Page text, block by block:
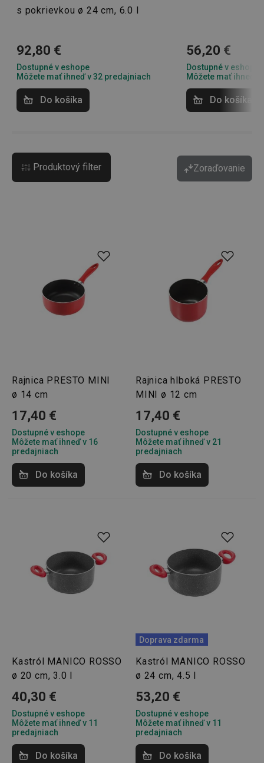
s pokrievkou ø 24 cm, 6.0 l
92,80 €
Dostupné v eshope
Môžete mať ihneď v 32 predajniach
Do košíka
56,20 €
Dostupné v eshope
Môžete mať ihneď
Do košíka
Produktový filter Zoraďovanie
Rajnica PRESTO MINI
ø 14 cm
17,40 €
Dostupné v eshope
Môžete mať ihneď v 16
predajniach
Do košíka
Rajnica hlboká PRESTO
MINI ø 12 cm
17,40 €
Dostupné v eshope
Môžete mať ihneď v 21
predajniach
Do košíka
Kastról MANICO ROSSO
ø 20 cm, 3.0 l
40,30 €
Dostupné v eshope
Môžete mať ihneď v 11
predajniach
Do košíka
Doprava zdarma
Kastról MANICO ROSSO
ø 24 cm, 4.5 l
53,20 €
Dostupné v eshope
Môžete mať ihneď v 11
predajniach
Do košíka